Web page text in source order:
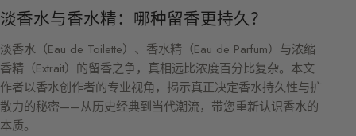
淡香水与香水精：哪种留香更持久？
淡香水（Eau de Toilette）、香水精（Eau de Parfum）与浓缩
香精（Extrait）的留香之争，真相远比浓度百分比复杂。本文
作者以香水创作者的专业视角，揭示真正决定香水持久性与扩
散力的秘密——从历史经典到当代潮流，带您重新认识香水的
本质。